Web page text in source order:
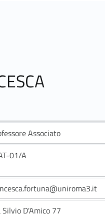
Associato
01/A
Silvio D'Amico 77